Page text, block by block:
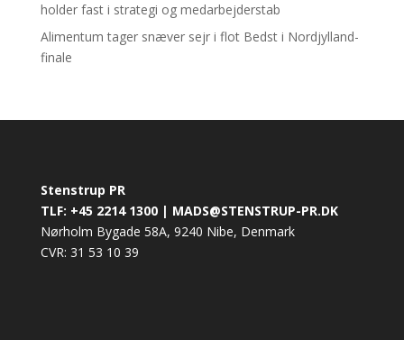
holder fast i strategi og medarbejderstab
Alimentum tager snæver sejr i flot Bedst i Nordjylland-
finale
Stenstrup PR
TLF: +45 2214 1300 | MADS@STENSTRUP-PR.DK
Nørholm Bygade 58A, 9240 Nibe, Denmark
CVR: 31 53 10 39